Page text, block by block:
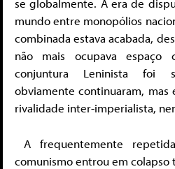
se globalmente. A era de
mundo entre monopólios
combinada estava acabada,
não mais ocupava espaço
conjuntura Leninista foi
obviamente continuaram, mas
rivalidade inter-imperialista,
A frequentemente
comunismo entrou em